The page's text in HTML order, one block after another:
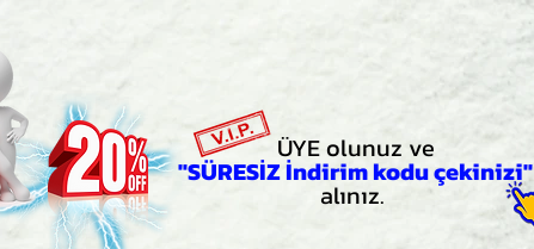
ÜYE olunuz ve
"SÜRESİZ İndirim kodu çekinizi"
alınız.